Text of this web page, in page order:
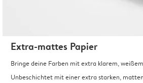
Extra-mattes Papier
Bringe deine Farben mit extra klarem,
Unbeschichtet mit einer extra starken,